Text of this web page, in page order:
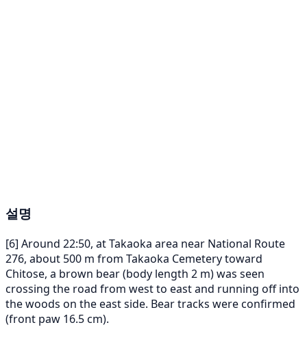
설명
[6] Around 22:50, at Takaoka area near National Route
276, about 500 m from Takaoka Cemetery toward
Chitose, a brown bear (body length 2 m) was seen
crossing the road from west to east and running off into
the woods on the east side. Bear tracks were confirmed
(front paw 16.5 cm).